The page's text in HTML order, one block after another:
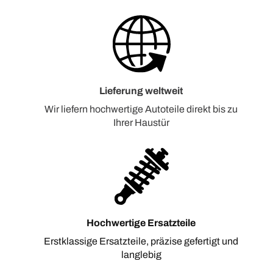
Lieferung weltweit
Wir liefern hochwertige Autoteile direkt bis zu
Ihrer Haustür
Hochwertige Ersatzteile
Erstklassige Ersatzteile, präzise gefertigt und
langlebig